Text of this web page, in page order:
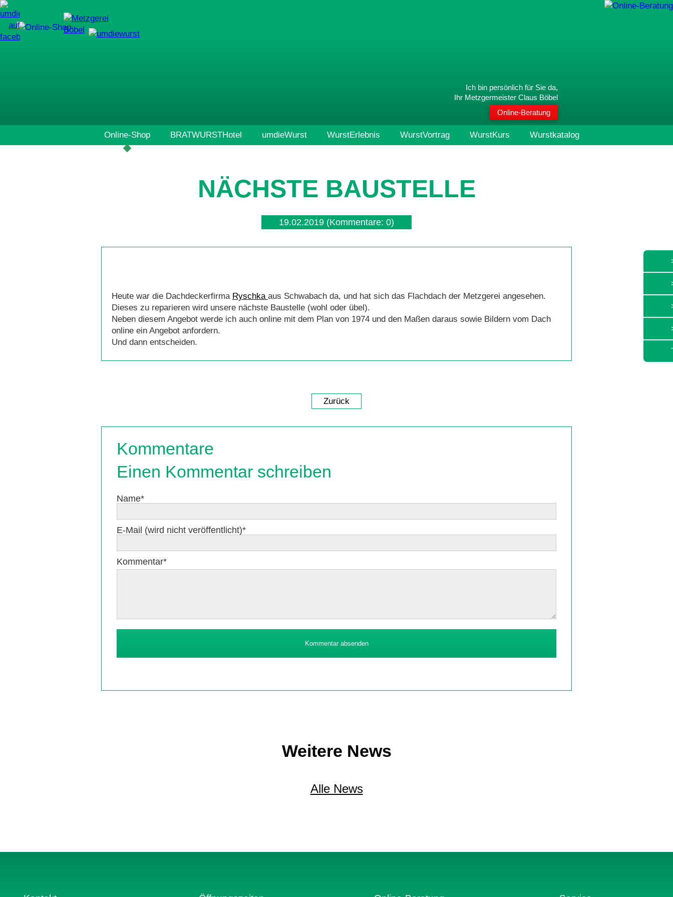
Ich bin persönlich für Sie da,
Ihr Metzgermeister Claus Böbel
Online-Beratung
Online-Shop BRATWURSTHotel umdieWurst WurstErlebnis WurstVortrag WurstKurs Wurstkatalog
NÄCHSTE BAUSTELLE
19.02.2019 (Kommentare: 0)
Heute war die Dachdeckerfirma Ryschka aus Schwabach da, und hat sich das Flachdach der Metzgerei angesehen.
Dieses zu reparieren wird unsere nächste Baustelle (wohl oder übel).
Neben diesem Angebot werde ich auch online mit dem Plan von 1974 und den Maßen daraus sowie Bildern vom Dach
online ein Angebot anfordern.
Und dann entscheiden.
Zurück
Kommentare
Einen Kommentar schreiben
Pflichtfeld
Name*
Pflichtfeld
E-Mail (wird nicht veröffentlicht)*
Pflichtfeld
Kommentar*
Kommentar absenden
Weitere News
Alle News